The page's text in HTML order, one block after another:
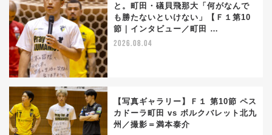
と。町田・礒貝飛那大「何がなんで
も勝たないといけない」【Ｆ１第10
節｜インタビュー／町田 …
2026.08.04
【写真ギャラリー】Ｆ１ 第10節 ペス
カドーラ町田 vs ボルクバレット北九
州／撮影＝満本泰介